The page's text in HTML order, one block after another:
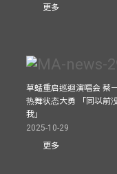
更多
草蜢重启巡迴演唱会 蔡
热舞状态大勇 「同以前
我」
2025-10-29
更多